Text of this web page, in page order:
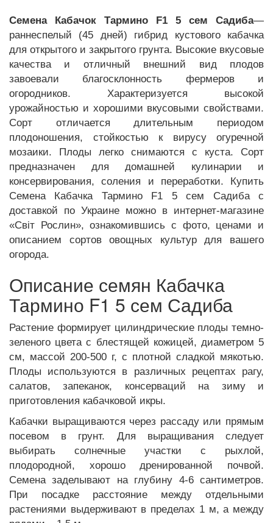
Семена Кабачок Тармино F1 5 сем Садиба—
раннеспелый (45 дней) гибрид кустового кабачка
для открытого и закрытого грунта. Высокие вкусовые
качества и отличный внешний вид плодов
завоевали благосклонность фермеров и
огородников. Характеризуется высокой
урожайностью и хорошими вкусовыми свойствами.
Сорт отличается длительным периодом
плодоношения, стойкостью к вирусу огуречной
мозаики. Плоды легко снимаются с куста. Сорт
предназначен для домашней кулинарии и
консервирования, соления и переработки. Купить
Семена Кабачка Тармино F1 5 сем Садиба с
доставкой по Украине можно в интернет-магазине
«Світ Рослин», ознакомившись с фото, ценами и
описанием сортов овощных культур для вашего
огорода.
Описание семян Кабачка
Тармино F1 5 сем Садиба
Растение формирует цилиндрические плоды темно-
зеленого цвета с блестящей кожицей, диаметром 5
см, массой 200-500 г, с плотной сладкой мякотью.
Плоды используются в различных рецептах рагу,
салатов, запеканок, консерваций на зиму и
приготовления кабачковой икры.
Кабачки выращиваются через рассаду или прямым
посевом в грунт. Для выращивания следует
выбирать солнечные участки с рыхлой,
плодородной, хорошо дренированной почвой.
Семена заделывают на глубину 4-6 сантиметров.
При посадке расстояние между отдельными
растениями выдерживают в пределах 1 м, а между